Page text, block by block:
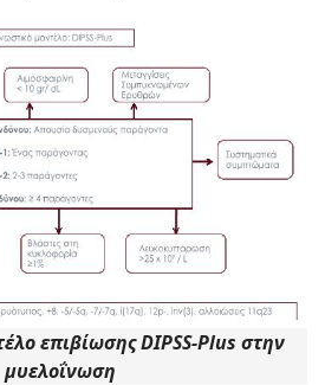
επιβίωσης DIPSS-Plus στην
μυελοΐνωση